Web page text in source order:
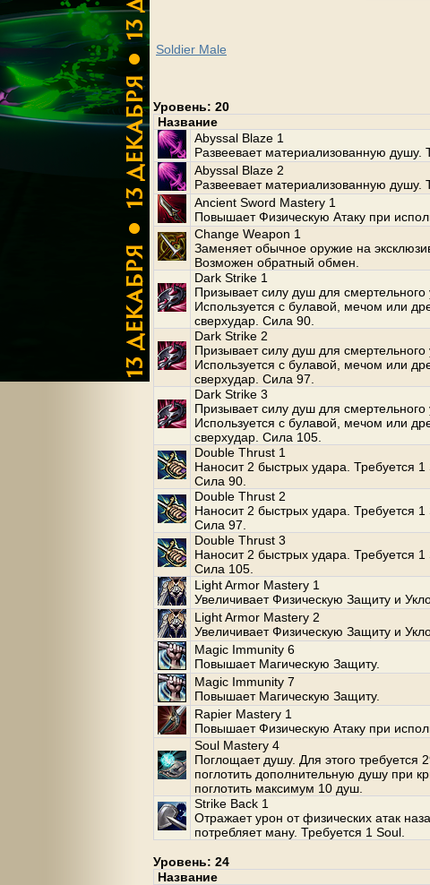
Soldier Male
Уровень: 20
Название
Abyssal Blaze 1
Развеевает материализованную душу.
Abyssal Blaze 2
Развеевает материализованную душу.
Ancient Sword Mastery 1
Повышает Физическую Атаку при
Change Weapon 1
Заменяет обычное оружие на
Возможен обратный обмен.
Dark Strike 1
Призывает силу душ для смертельного
Используется с булавой, мечом или
сверхудар. Сила 90.
Dark Strike 2
Призывает силу душ для смертельного
Используется с булавой, мечом или
сверхудар. Сила 97.
Dark Strike 3
Призывает силу душ для смертельного
Используется с булавой, мечом или
сверхудар. Сила 105.
Double Thrust 1
Наносит 2 быстрых удара. Требуется 1
Сила 90.
Double Thrust 2
Наносит 2 быстрых удара. Требуется 1
Сила 97.
Double Thrust 3
Наносит 2 быстрых удара. Требуется 1
Сила 105.
Light Armor Mastery 1
Увеличивает Физическую Защиту и
Light Armor Mastery 2
Увеличивает Физическую Защиту и
Magic Immunity 6
Повышает Магическую Защиту.
Magic Immunity 7
Повышает Магическую Защиту.
Rapier Mastery 1
Повышает Физическую Атаку при
Soul Mastery 4
Поглощает душу. Для этого требуется
поглотить дополнительную душу при
поглотить максимум 10 душ.
Strike Back 1
Отражает урон от физических атак
потребляет ману. Требуется 1 Soul.
Уровень: 24
Название